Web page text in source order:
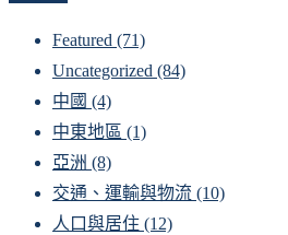
Featured (71)
Uncategorized (84)
中國 (4)
中東地區 (1)
亞洲 (8)
交通、運輸與物流 (10)
人口與居住 (12)